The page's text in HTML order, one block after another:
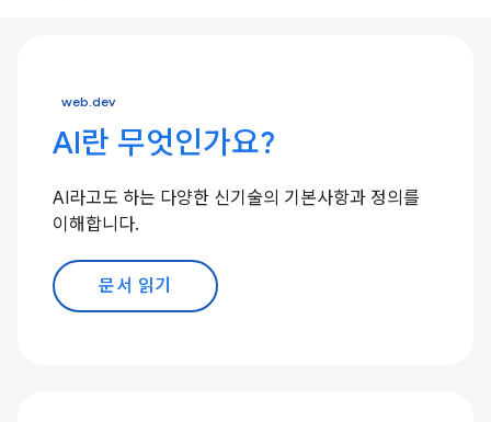
web.dev
AI란 무엇인가요?
AI라고도 하는 다양한 신기술의 기본사항과 정의를
이해합니다.
문서 읽기